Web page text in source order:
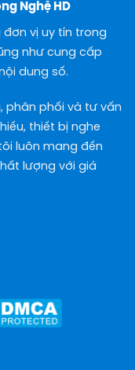
Nghệ HD
vị uy tín trong
như cung cấp
dung số.
phân phối và tư vấn
thiết bị nghe
luôn mang đến
lượng với giá